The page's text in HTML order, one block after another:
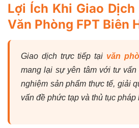
Lợi Ích Khi Giao
Văn Phòng FPT Biên
Giao dịch trực tiếp tại văn
mang lại sự yên tâm với tư vấn
nghiệm sản phẩm thực tế, giải
vấn đề phức tạp và thủ tục pháp